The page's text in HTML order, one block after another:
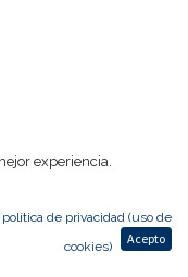
experiencia.
de privacidad (uso de
cookies)
Acepto